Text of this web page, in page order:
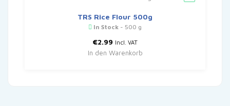
TRS Rice Flour 500g
In Stock - 500 g
€2.99 Incl. VAT
In den Warenkorb